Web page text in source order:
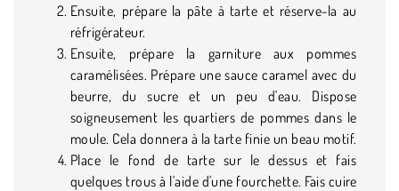
Ensuite, prépare la pâte à tarte et réserve-la au
réfrigérateur.
Ensuite, prépare la garniture aux pommes
caramélisées. Prépare une sauce caramel avec du
beurre, du sucre et un peu d'eau. Dispose
soigneusement les quartiers de pommes dans le
moule. Cela donnera à la tarte finie un beau motif.
Place le fond de tarte sur le dessus et fais
quelques trous à l'aide d'une fourchette. Fais cuire